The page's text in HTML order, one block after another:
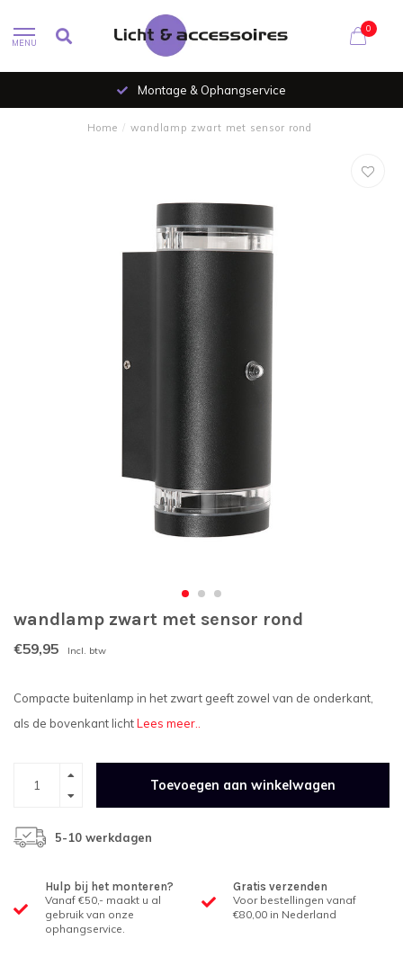
MENU
0
Montage & Ophangservice
Home / wandlamp zwart met sensor rond
wandlamp zwart met sensor rond
€59,95 Incl. btw
Compacte buitenlamp in het zwart geeft zowel van de onderkant,
als de bovenkant lichtLees meer..
Toevoegen aan winkelwagen
5-10 werkdagen
Hulp bij het monteren?
Vanaf €50,- maakt u al
gebruik van onze
ophangservice.
Gratis verzenden
Voor bestellingen vanaf
€80,00 in Nederland